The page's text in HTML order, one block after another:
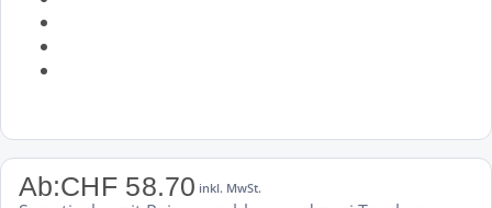
Ab:CHF58.70 inkl. MwSt.